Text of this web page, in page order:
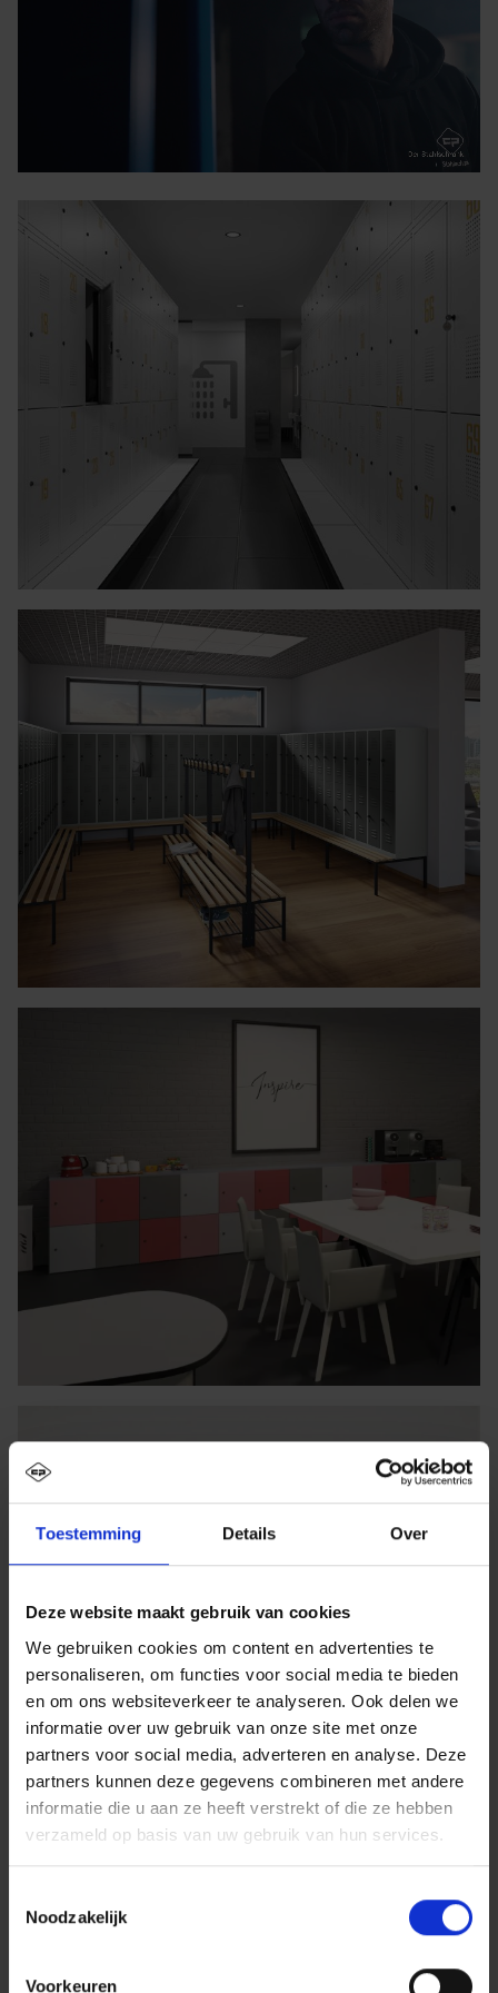
Toestemming Details Over
Deze website maakt gebruik van cookies
We gebruiken cookies om content en advertenties te
personaliseren, om functies voor social media te bieden
en om ons websiteverkeer te analyseren. Ook delen we
informatie over uw gebruik van onze site met onze
partners voor social media, adverteren en analyse. Deze
partners kunnen deze gegevens combineren met andere
informatie die u aan ze heeft verstrekt of die ze hebben
verzameld op basis van uw gebruik van hun services.
Noodzakelijk
Voorkeuren
perfectie tot in het kleinste